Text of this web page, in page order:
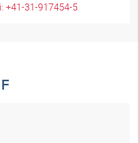
+41-31-917454-5